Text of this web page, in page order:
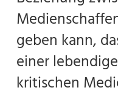
geben kann,
einer
kritischen